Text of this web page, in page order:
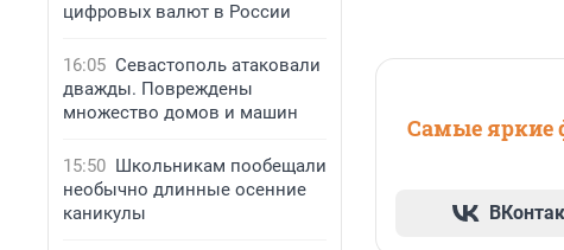
цифровых валют в России
16:05 Севастополь атаковали
дважды. Повреждены
множество домов и машин
15:50 Школьникам пообещали
необычно длинные осенние
каникулы
Самые яркие